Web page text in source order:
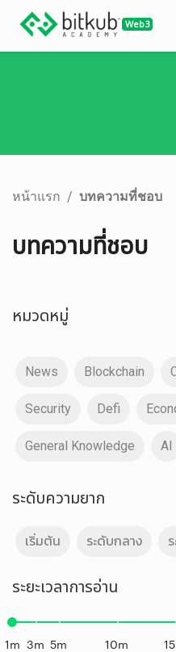
หน้าแรก / บทความที่ชอบ
บทความที่ชอบ
หมวดหมู่
News Blockchain
Security Defi
General Knowledge AI
ระดับความยาก
เริ่มต้น ระดับกลาง
ระยะเวลาการอ่าน
1m 3m 5m 10m